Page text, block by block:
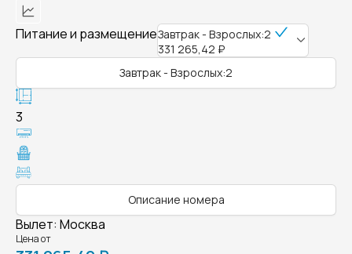
Питание и размещениеЗавтрак - Взрослых:2
331 265,42 ₽
Завтрак - Взрослых:2
3
Описание номера
Вылет: Москва
Цена от